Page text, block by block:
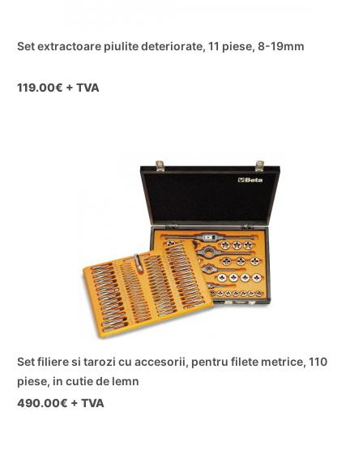
Set extractoare piulite deteriorate, 11 piese, 8-19mm
119.00€ + TVA
Set filiere si tarozi cu accesorii, pentru filete metrice, 110
piese, in cutie de lemn
490.00€ + TVA